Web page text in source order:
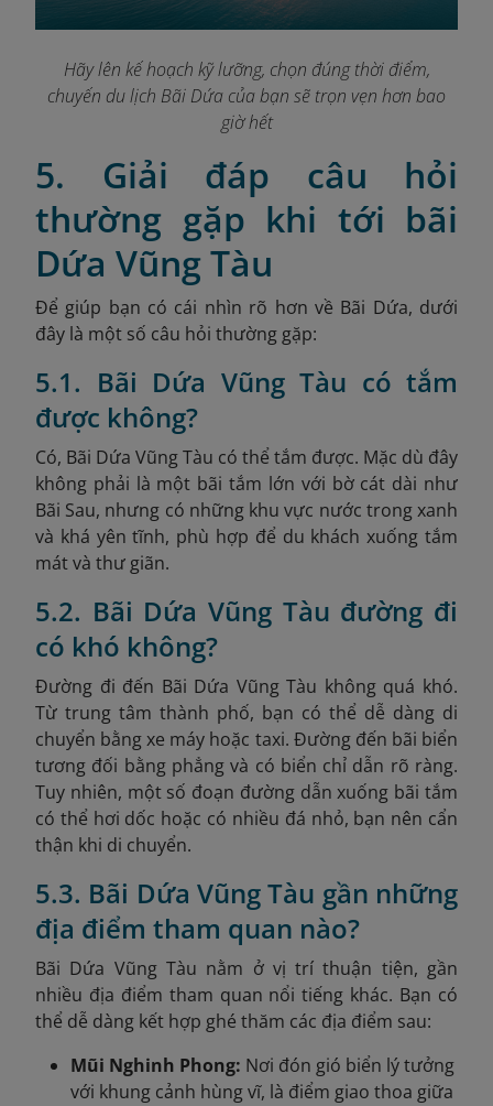
Hãy lên kế hoạch kỹ lưỡng, chọn đúng thời điểm,
chuyến du lịch Bãi Dứa của bạn sẽ trọn vẹn hơn bao
giờ hết
5. Giải đáp câu hỏi
thường gặp khi tới bãi
Dứa Vũng Tàu
Để giúp bạn có cái nhìn rõ hơn về Bãi Dứa, dưới
đây là một số câu hỏi thường gặp:
5.1. Bãi Dứa Vũng Tàu có tắm
được không?
Có, Bãi Dứa Vũng Tàu có thể tắm được. Mặc dù đây
không phải là một bãi tắm lớn với bờ cát dài như
Bãi Sau, nhưng có những khu vực nước trong xanh
và khá yên tĩnh, phù hợp để du khách xuống tắm
mát và thư giãn.
5.2. Bãi Dứa Vũng Tàu đường đi
có khó không?
Đường đi đến Bãi Dứa Vũng Tàu không quá khó.
Từ trung tâm thành phố, bạn có thể dễ dàng di
chuyển bằng xe máy hoặc taxi. Đường đến bãi biển
tương đối bằng phẳng và có biển chỉ dẫn rõ ràng.
Tuy nhiên, một số đoạn đường dẫn xuống bãi tắm
có thể hơi dốc hoặc có nhiều đá nhỏ, bạn nên cẩn
thận khi di chuyển.
5.3. Bãi Dứa Vũng Tàu gần những
địa điểm tham quan nào?
Bãi Dứa Vũng Tàu nằm ở vị trí thuận tiện, gần
nhiều địa điểm tham quan nổi tiếng khác. Bạn có
thể dễ dàng kết hợp ghé thăm các địa điểm sau:
Mũi Nghinh Phong: Nơi đón gió biển lý tưởng
với khung cảnh hùng vĩ, là điểm giao thoa giữa